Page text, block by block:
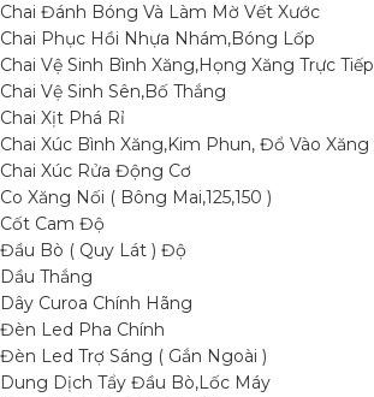
Chai Đánh Bóng Và Làm Mờ Vết Xước
Chai Phục Hồi Nhựa Nhám,Bóng Lốp
Chai Vệ Sinh Bình Xăng,Họng Xăng Trực Tiếp
Chai Vệ Sinh Sên,Bố Thắng
Chai Xịt Phá Rỉ
Chai Xúc Bình Xăng,Kim Phun, Đổ Vào Xăng
Chai Xúc Rửa Động Cơ
Co Xăng Nối ( Bông Mai,125,150 )
Cốt Cam Độ
Đầu Bò ( Quy Lát ) Độ
Dầu Thắng
Dây Curoa Chính Hãng
Đèn Led Pha Chính
Đèn Led Trợ Sáng ( Gắn Ngoài )
Dung Dịch Tẩy Đầu Bò,Lốc Máy